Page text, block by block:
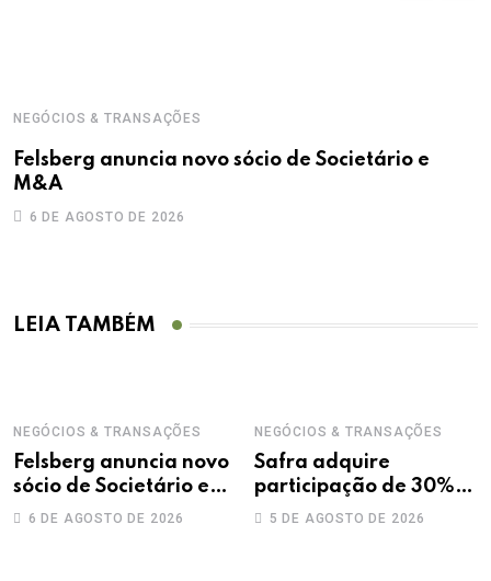
NEGÓCIOS & TRANSAÇÕES
Felsberg anuncia novo sócio de Societário e
M&A
6 DE AGOSTO DE 2026
LEIA TAMBÉM
NEGÓCIOS & TRANSAÇÕES
Felsberg anuncia novo
sócio de Societário e
M&A
6 DE AGOSTO DE 2026
NEGÓCIOS & TRANSAÇÕES
Safra adquire
participação de 30%
na Treecorp
5 DE AGOSTO DE 2026